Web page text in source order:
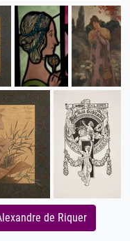
de Riquer